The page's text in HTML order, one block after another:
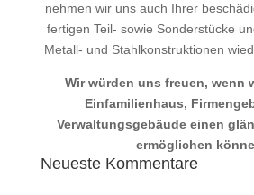
nehmen wir uns auch Ihrer
fertigen Teil- sowie Sonderstücke
Metall- und Stahlkonstruktionen
Wir würden uns freuen, wenn
Einfamilienhaus,
Verwaltungsgebäudeeinen
ermöglichen
Neueste Kommentare